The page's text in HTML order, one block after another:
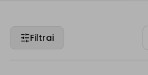
Filtrai